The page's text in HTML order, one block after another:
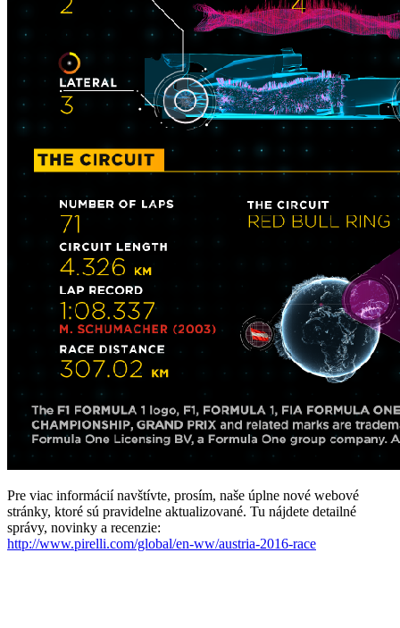
Pre viac informácií navštívte, prosím, naše úplne nové webové
stránky, ktoré sú pravidelne aktualizované. Tu nájdete detailné
správy, novinky a recenzie:
http://www.pirelli.com/global/en-ww/austria-2016-race